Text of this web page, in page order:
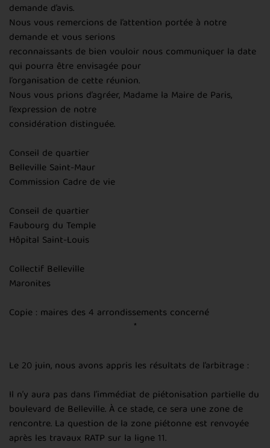
demande d’avis.
Nous vous remercions de l’attention portée à notre
demande et vous serions
reconnaissants de bien vouloir nous communiquer la date
qui pourra être envisagée pour
l’organisation de cette réunion.
Nous vous prions d’agréer, Madame la Maire de Paris,
l’expression de notre
considération distinguée.
Conseil de quartier
Belleville Saint-Maur
Commission Cadre de vie
Conseil de quartier
Faubourg du Temple
Hôpital Saint-Louis
Collectif Belleville
Maronites
Copie : maires des 4 arrondissements concerné
*
Le 20 juin, nous avons appris les résultats de l’arbitrage :
Il n’y aura pas dans l’immédiat de piétonisation partielle du
boulevard de Belleville. À ce stade, ce sera une zone de
rencontre. La question de la zone piétonne est renvoyée
après les travaux RATP sur la ligne 11.